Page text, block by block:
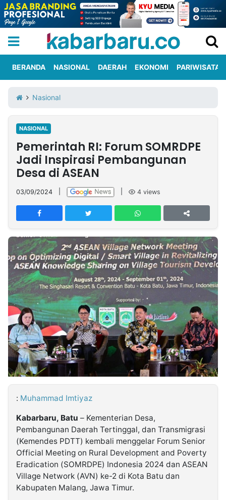
Iklan
Berita
Kami
Nasional
International
Olahraga
Entertainment
Daerah
Pariwisata
Kuliner
Kolom
Network
PT
TREETAN
INDONESIA
Partner
Insight
NTB
Suara
Time
Lens
IDN
Daily
Jogja
Jalan
Rakyat
Idealita
News
Kita
Notice
Dinamikapost.com
Radar
Baru
Seedbacklink
Follow
Kabarbaru
Kabarbaru.co
BERANDA NASIONAL DAERAH EKONOMI PARIWISATA
Nasional
NASIONAL
Pemerintah RI: Forum SOMRDPE
Jadi Inspirasi Pembangunan
Desa di ASEAN
03/09/2024 4 views
: Muhammad Imtiyaz
Kabarbaru, Batu – Kementerian Desa,
Pembangunan Daerah Tertinggal, dan Transmigrasi
(Kemendes PDTT) kembali menggelar Forum Senior
Official Meeting on Rural Development and Poverty
Eradication (SOMRDPE) Indonesia 2024 dan ASEAN
Village Network (AVN) ke-2 di Kota Batu dan
Kabupaten Malang, Jawa Timur.